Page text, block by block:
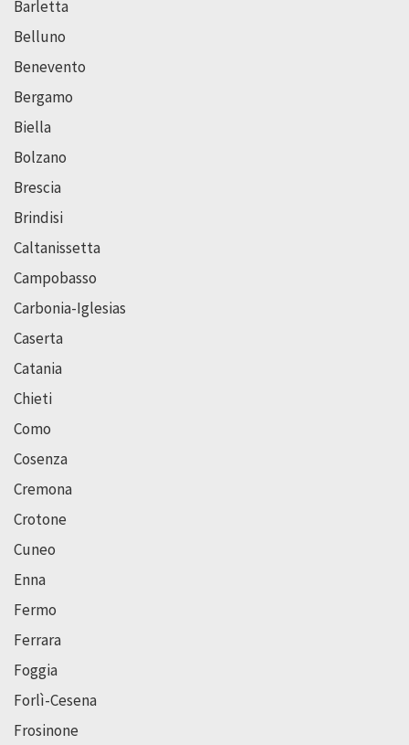
Barletta
Belluno
Benevento
Bergamo
Biella
Bolzano
Brescia
Brindisi
Caltanissetta
Campobasso
Carbonia-Iglesias
Caserta
Catania
Chieti
Como
Cosenza
Cremona
Crotone
Cuneo
Enna
Fermo
Ferrara
Foggia
Forlì-Cesena
Frosinone